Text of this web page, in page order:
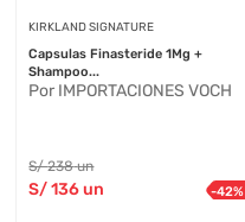
KIRKLAND SIGNATURE
Capsulas Finasteride 1Mg +
Shampoo...
Por IMPORTACIONES VOCH
S/238 un
S/136 un -42%